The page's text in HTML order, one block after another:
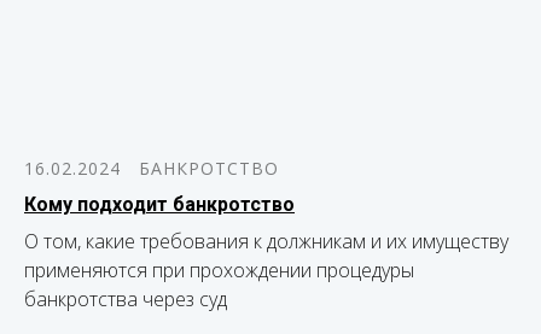
16.02.2024
БАНКРОТСТВО
Кому подходит банкротство
О том, какие требования к должникам и их имуществу
применяются при прохождении процедуры
банкротства через суд